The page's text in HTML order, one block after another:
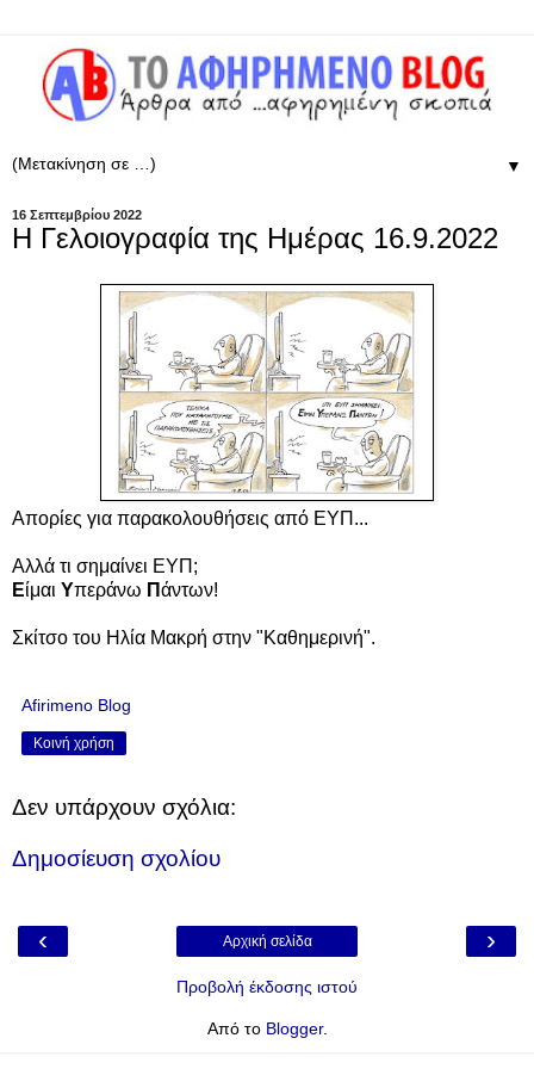
▼
16 Σεπτεμβρίου 2022
Η Γελοιογραφία της Ημέρας 16.9.2022
Απορίες για παρακολουθήσεις από ΕΥΠ...
Αλλά τι σημαίνει ΕΥΠ;
Είμαι Υπεράνω Πάντων!
Σκίτσο του Ηλία Μακρή στην "Καθημερινή".
Afirimeno Blog
Κοινή χρήση
Δεν υπάρχουν σχόλια:
Δημοσίευση σχολίου
‹ ›
Αρχική σελίδα
Προβολή έκδοσης ιστού
Από το Blogger.